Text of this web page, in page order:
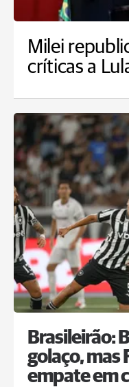
Milei
críticas a
Brasileirão:
golaço, mas
empate em